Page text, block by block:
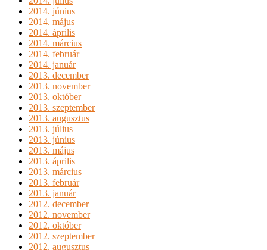
2014. június
2014. május
2014. április
2014. március
2014. február
2014. január
2013. december
2013. november
2013. október
2013. szeptember
2013. augusztus
2013. július
2013. június
2013. május
2013. április
2013. március
2013. február
2013. január
2012. december
2012. november
2012. október
2012. szeptember
2012. augusztus